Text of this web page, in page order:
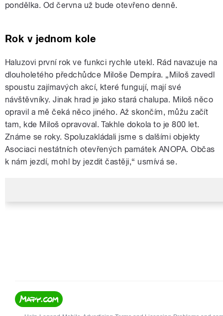
pondělka. Od června už bude otevřeno denně.
Rok v jednom kole
Haluzovi první rok ve funkci rychle utekl. Rád navazuje na
dlouholetého předchůdce Miloše Dempíra. „Miloš zavedl
spoustu zajímavých akcí, které fungují, mají své
návštěvníky. Jinak hrad je jako stará chalupa. Miloš něco
opravil a mě čeká něco jiného. Až skončím, můžu začít
tam, kde Miloš opravoval. Takhle dokola to je 800 let.
Známe se roky. Spoluzakládali jsme s dalšími objekty
Asociaci nestátních otevřených památek ANOPA. Občas
k nám jezdí, mohl by jezdit častěji,“ usmívá se.